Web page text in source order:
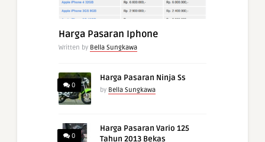
Harga Pasaran Iphone
Written by Bella Sungkawa
0
Harga Pasaran Ninja Ss
by Bella Sungkawa
0
Harga Pasaran Vario 125
Tahun 2013 Bekas